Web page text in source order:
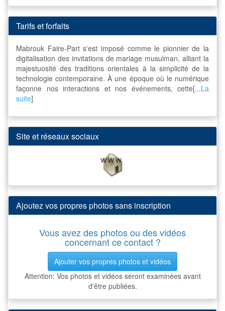
Tarifs et forfaits
Mabrouk Faire-Part s'est imposé comme le pionnier de la
digitalisation des invitations de mariage musulman, alliant la
majestuosité des traditions orientales à la simplicité de la
technologie contemporaine. À une époque où le numérique
façonne nos interactions et nos événements, cette[...La
suite]
Site et réseaux sociaux
Ajoutez vos propres photos sans inscription
Vous avez des photos ou des vidéos
concernant ce contact ?
Ajouter vos propres photos et vidéos
Attention: Vos photos et vidéos seront examinées avant
d'être publiées.